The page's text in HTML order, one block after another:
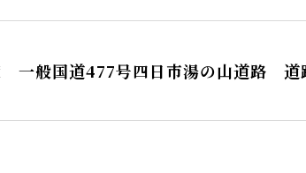
一般国道477号四日市湯の山道路 道